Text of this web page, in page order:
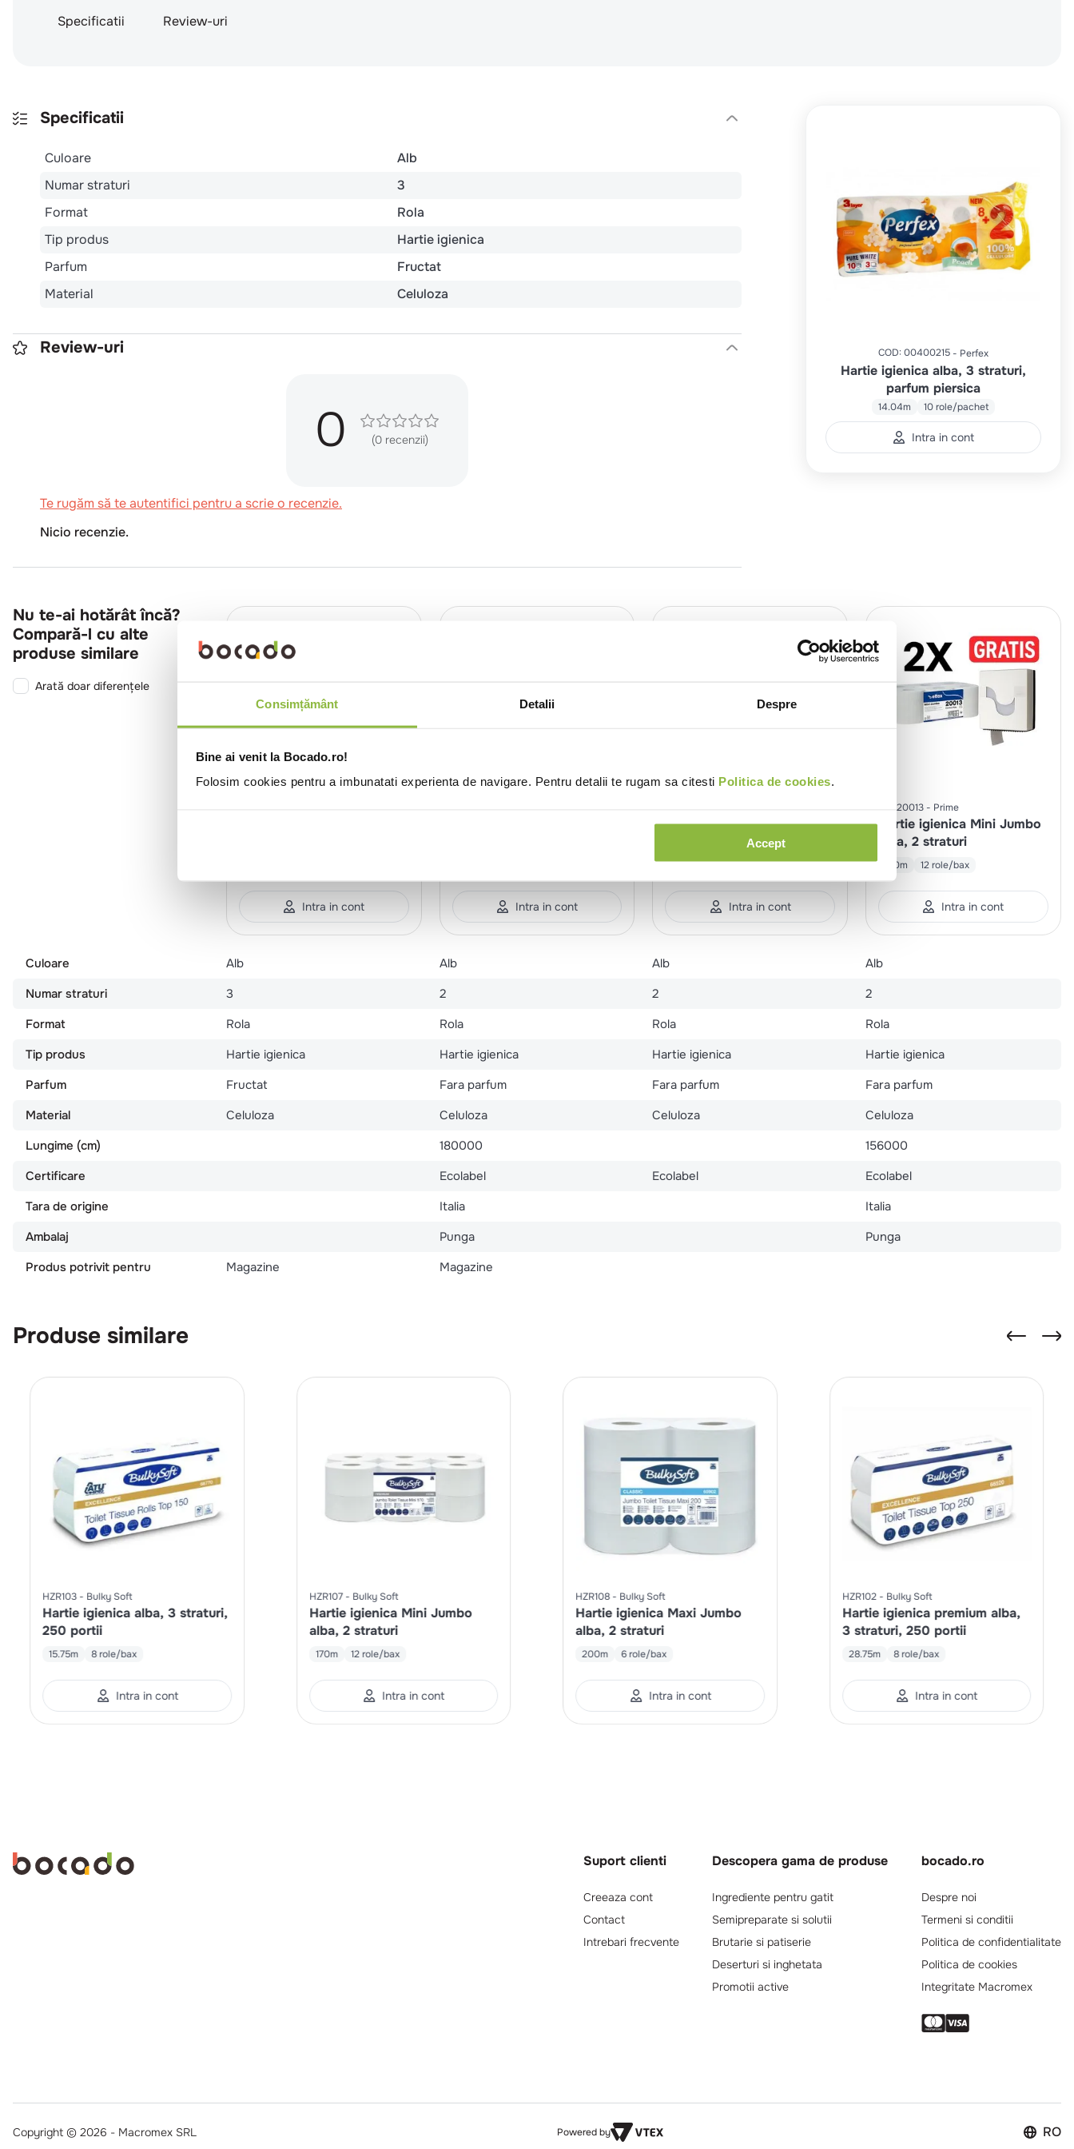
Consimțământ Detalii Despre
Bine ai venit la Bocado.ro!
Folosim cookies pentru a imbunatati experienta de navigare. Pentru detalii te rugam sa citesti Politica de cookies.
Accept
Specificatii Review-uri
Specificatii
Culoare
Alb
Numar straturi
3
Format
Rola
Tip produs
Hartie igienica
Parfum
Fructat
Material
Celuloza
Review-uri
0 (0 recenzii)
Te rugăm să te autentifici pentru a scrie o recenzie.
Nicio recenzie.
COD: 00400215 Perfex
Hartie igienica alba, 3 straturi,
parfum piersica
14.04m 10 role/pachet
Intra in cont
Nu te-ai hotărât încă?
Compară-l cu alte
produse similare
Arată doar diferențele
Intra in cont Intra in cont
Hartie igienica alba, 2
30m/rola 64 role/bax
Intra in cont
CE020013 Prime
Hartie igienica Mini Jumbo
alba, 2 straturi
130m 12 role/bax
Intra in cont
Culoare Alb Alb Alb
Alb
Numar straturi
3 2 2
2
Format
Rola Rola Rola
Rola
Tip produs
Hartie igienica Hartie igienica Hartie igienica
Hartie igienica
Parfum
Fructat Fara parfum Fara parfum
Fara parfum
Material
Celuloza Celuloza Celuloza
Celuloza
Lungime (cm)
180000
156000
Certificare
Ecolabel Ecolabel
Ecolabel
Tara de origine
Italia
Italia
Ambalaj
Punga
Punga
Produs potrivit pentru
Magazine Magazine
Produse similare
HZR103 Bulky Soft
Hartie igienica alba, 3 straturi,
250 portii
15.75m 8 role/bax
Intra in cont
HZR107 Bulky Soft
Hartie igienica Mini Jumbo
alba, 2 straturi
170m 12 role/bax
Intra in cont
HZR108 Bulky Soft
Hartie igienica Maxi Jumbo
alba, 2 straturi
200m 6 role/bax
Intra in cont
HZR102 Bulky Soft
Hartie igienica premium alba,
3 straturi, 250 portii
28.75m 8 role/bax
Intra in cont
Suport clienti
Creeaza cont
Contact
Intrebari frecvente
Descopera gama de produse
Ingrediente pentru gatit
Semipreparate si solutii
Brutarie si patiserie
Deserturi si inghetata
Promotii active
bocado.ro
Despre noi
Termeni si conditii
Politica de confidentialitate
Politica de cookies
Integritate Macromex
Copyright © 2026 - Macromex SRL Powered by RO